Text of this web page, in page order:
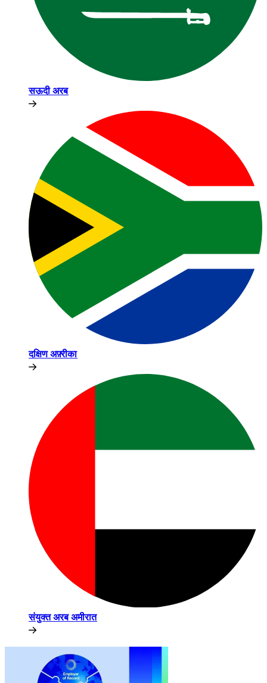
सऊदी अरब​​
दक्षिण अफ़्रीका​​
संयुक्त अरब अमीरात​​